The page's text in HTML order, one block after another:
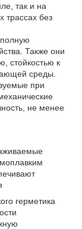
так и на
трассах без
Также они
стойкостью к
среды.
при
не менее
герметика